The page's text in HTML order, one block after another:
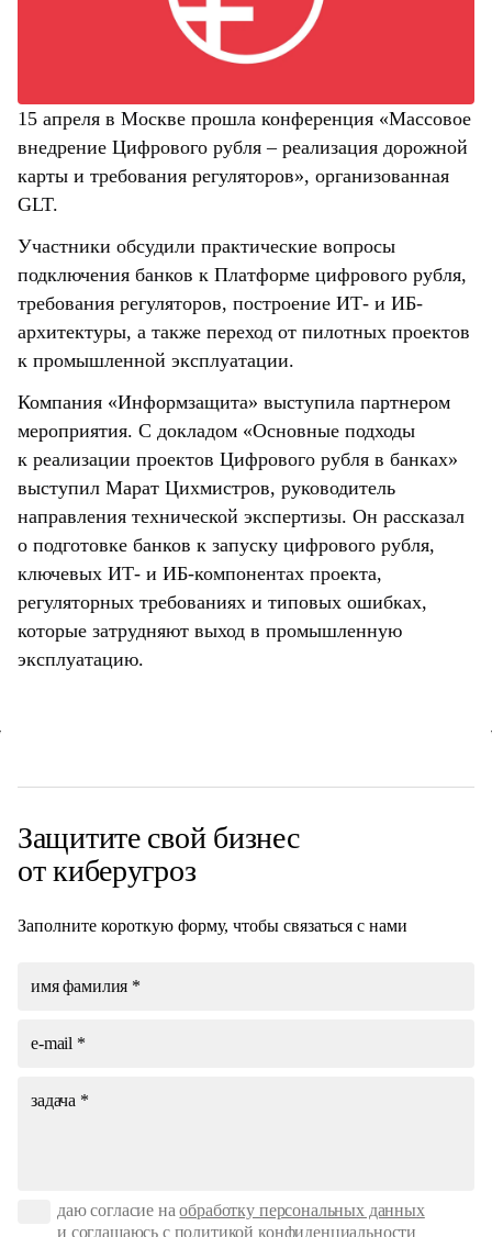
15 апреля в Москве прошла конференция «Массовое
внедрение Цифрового рубля – реализация дорожной
карты и требования регуляторов», организованная
GLT.
Участники обсудили практические вопросы
подключения банков к Платформе цифрового рубля,
требования регуляторов, построение ИТ- и ИБ-
архитектуры, а также переход от пилотных проектов
к промышленной эксплуатации.
Компания «Информзащита» выступила партнером
мероприятия. С докладом «Основные подходы
к реализации проектов Цифрового рубля в банках»
выступил Марат Цихмистров, руководитель
направления технической экспертизы. Он рассказал
о подготовке банков к запуску цифрового рубля,
ключевых ИТ- и ИБ-компонентах проекта,
регуляторных требованиях и типовых ошибках,
которые затрудняют выход в промышленную
эксплуатацию.
Защитите свой бизнес
от киберугроз
Заполните короткую форму, чтобы связаться с нами
даю согласие наобработку персональных данных
и соглашаюсь с политикой конфиденциальности